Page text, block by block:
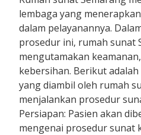
lembaga yang
dalam pelayanannya.
prosedur ini, rumah sunat
mengutamakan
kebersihan. Berikut
yang diambil oleh rumah
menjalankan prosedur
Persiapan: Pasien akan
mengenai prosedur sunat